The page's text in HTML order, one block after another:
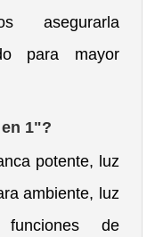
asegurarla
para mayor
1"?
potente, luz
ambiente, luz
de